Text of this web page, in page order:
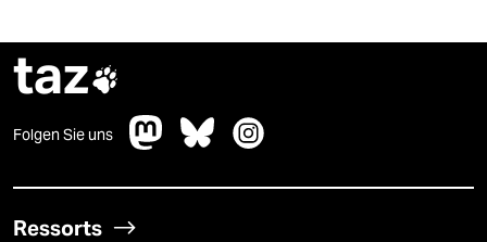
taz
Folgen Sie uns
Ressorts